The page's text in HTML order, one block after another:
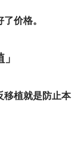
价格。
移植就是防止本